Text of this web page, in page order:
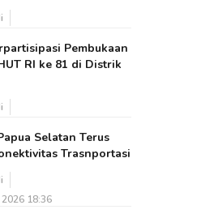
Pembukaan
RI ke 81 di Distrik
Selatan Terus
Trasnportasi
18:36